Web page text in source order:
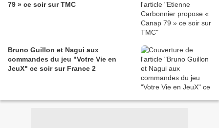
79 » ce soir sur TMC
Bruno Guillon et Nagui aux
commandes du jeu "Votre Vie en
JeuX" ce soir sur France 2